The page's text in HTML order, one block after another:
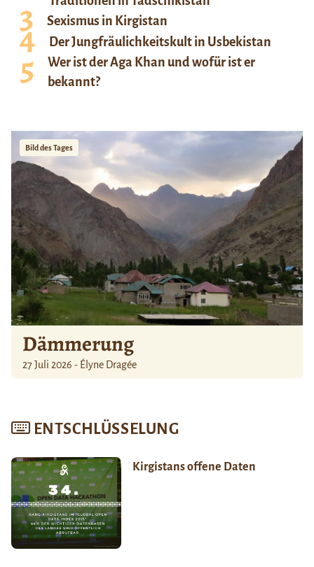
Sexismus in Kirgistan
Der Jungfräulichkeitskult in Usbekistan
Wer ist der Aga Khan und wofür ist er
bekannt?
Bild des Tages
Dämmerung
27 Juli 2026 - Élyne Dragée
ENTSCHLÜSSELUNG
Kirgistans offene Daten